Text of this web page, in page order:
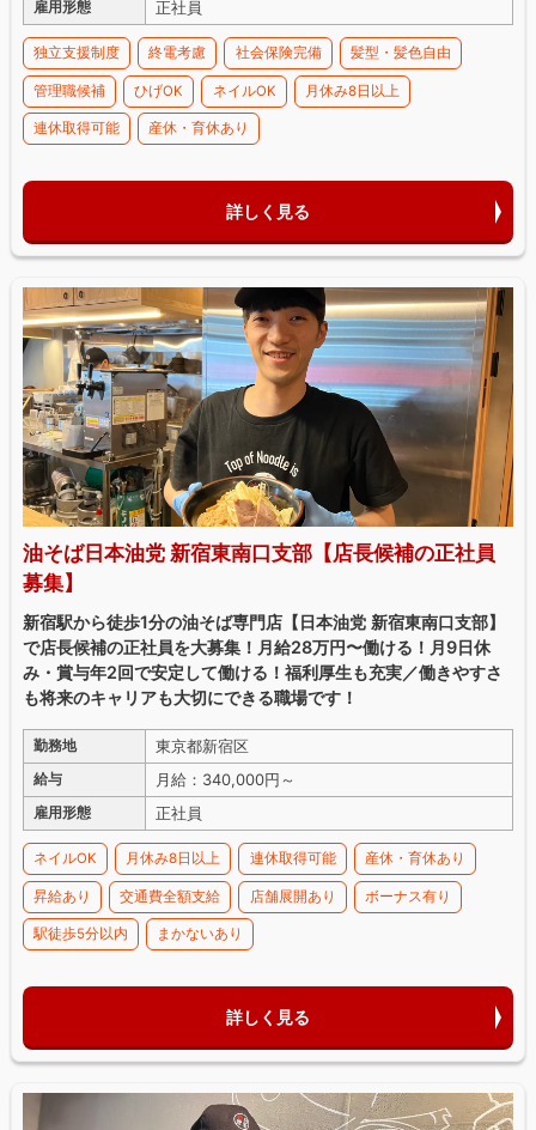
雇用形態 正社員
独立支援制度 終電考慮 社会保険完備 髪型・髪色自由
管理職候補 ひげOK ネイルOK 月休み8日以上
連休取得可能 産休・育休あり
詳しく見る
油そば日本油党 新宿東南口支部【店長候補の正社員
募集】
新宿駅から徒歩1分の油そば専門店【日本油党 新宿東南口支部】
で店長候補の正社員を大募集！月給28万円〜働ける！月9日休
み・賞与年2回で安定して働ける！福利厚生も充実／働きやすさ
も将来のキャリアも大切にできる職場です！
勤務地 東京都新宿区
給与 月給：340,000円～
雇用形態 正社員
ネイルOK 月休み8日以上 連休取得可能 産休・育休あり
昇給あり 交通費全額支給 店舗展開あり ボーナス有り
駅徒歩5分以内 まかないあり
詳しく見る